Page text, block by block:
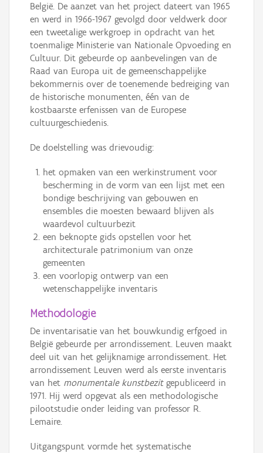
België. De aanzet van het project dateert van 1965
en werd in 1966-1967 gevolgd door veldwerk door
een tweetalige werkgroep in opdracht van het
toenmalige Ministerie van Nationale Opvoeding en
Cultuur. Dit gebeurde op aanbevelingen van de
Raad van Europa uit de gemeenschappelijke
bekommernis over de toenemende bedreiging van
de historische monumenten, één van de
kostbaarste erfenissen van de Europese
cultuurgeschiedenis.
De doelstelling was drievoudig:
het opmaken van een werkinstrument voor
bescherming in de vorm van een lijst met een
bondige beschrijving van gebouwen en
ensembles die moesten bewaard blijven als
waardevol cultuurbezit
een beknopte gids opstellen voor het
architecturale patrimonium van onze
gemeenten
een voorlopig ontwerp van een
wetenschappelijke inventaris
Methodologie
De inventarisatie van het bouwkundig erfgoed in
België gebeurde per arrondissement. Leuven maakt
deel uit van het gelijknamige arrondissement. Het
arrondissement Leuven werd als eerste inventaris
van het monumentale kunstbezitgepubliceerd in
1971. Hij werd opgevat als een methodologische
pilootstudie onder leiding van professor R.
Lemaire.
Uitgangspunt vormde het systematische